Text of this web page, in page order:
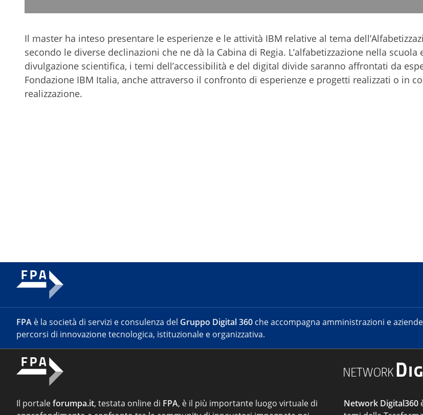
Il master ha inteso presentare le esperienze e le attività IBM relative al tema
secondo le diverse declinazioni che ne dà la Cabina di Regia. L’alfabetizzazione nella scuola
divulgazione scientifica, i temi dell’accessibilità e del digital divide saranno affrontati da
Fondazione IBM Italia, anche attraverso il confronto di esperienze e progetti realizzati o in
realizzazione.
FPA è la società di servizi e consulenza del Gruppo Digital 360 che accompagna amministrazioni e
percorsi di innovazione tecnologica, istituzionale e organizzativa.
Il portaleforumpa.it, testata online di FPA, è il più importante luogo virtuale di
Network Digital360